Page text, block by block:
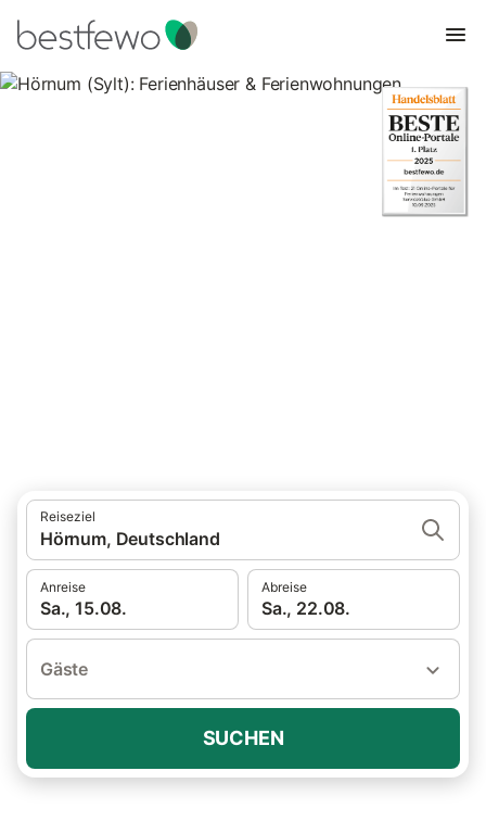
Reiseziel
Hörnum, Deutschland
Anreise
Sa., 15.08.
Abreise
Sa., 22.08.
Gäste
SUCHEN